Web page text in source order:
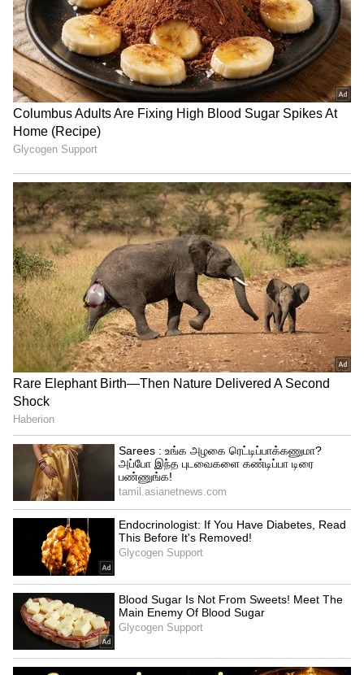
Related Articles
Samantha: 15 வருஷமா சகிச்சிட்டு
இருக்கேன்... கணவர் பற்றி
முதல்முறையாக பேசிய சமந்தா...!
சமந்தா நடிப்பில் வெளியாகி பாக்ஸ்
ஆபிசில் அதிகம் வசூல் செய்த டாப் 5
படங்கள் பற்றி தெரியுமா?
3
5